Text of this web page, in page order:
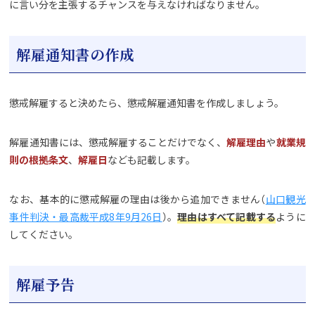
に言い分を主張するチャンスを与えなければなりません。
解雇通知書の作成
懲戒解雇すると決めたら、懲戒解雇通知書を作成しましょう。
解雇通知書には、懲戒解雇することだけでなく、解雇理由や就業規
則の根拠条文、解雇日なども記載します。
なお、基本的に懲戒解雇の理由は後から追加できません（山口観光
事件判決・最高裁平成8年9月26日 ）。理由はすべて記載するように
してください。
解雇予告